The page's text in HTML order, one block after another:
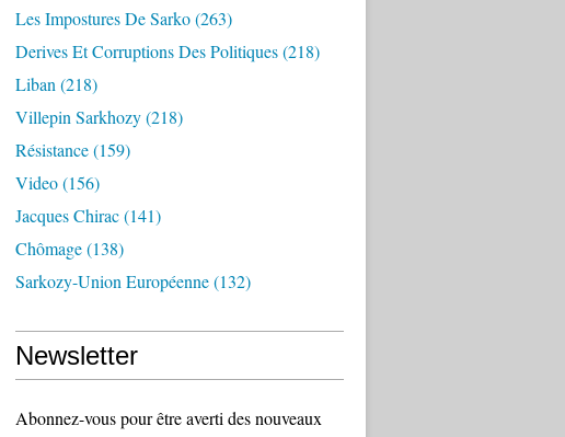
Les Impostures De Sarko(263)
Derives Et Corruptions Des Politiques(218)
Liban (218)
Villepin Sarkhozy(218)
Résistance(159)
Video(156)
Jacques Chirac(141)
Chômage(138)
Sarkozy-Union Européenne(132)
Newsletter
Abonnez-vous pour être averti des nouveaux